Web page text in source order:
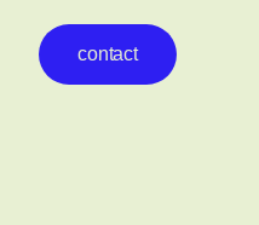
contact